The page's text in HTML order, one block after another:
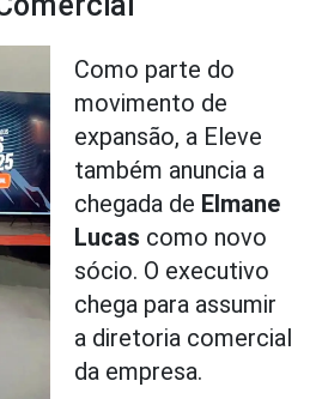
Como parte do
movimento de
expansão, a Eleve
também anuncia a
chegada de Elmane
Lucas como novo
sócio. O executivo
chega para assumir
a diretoria comercial
da empresa.